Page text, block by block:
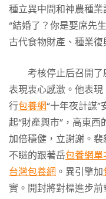
種立異中間和神農種
“結婚了？你是娶席先
古代食物財產、種業
考核停止后召開
表現衷心感激。他表
行包養網“十年夜計謀”
起“財產興市”，高東西
加倍穩健，立謝謝。
不瞇的跟著岳包養網單
台灣包養網 。異引擎加
實。開封將對標進步